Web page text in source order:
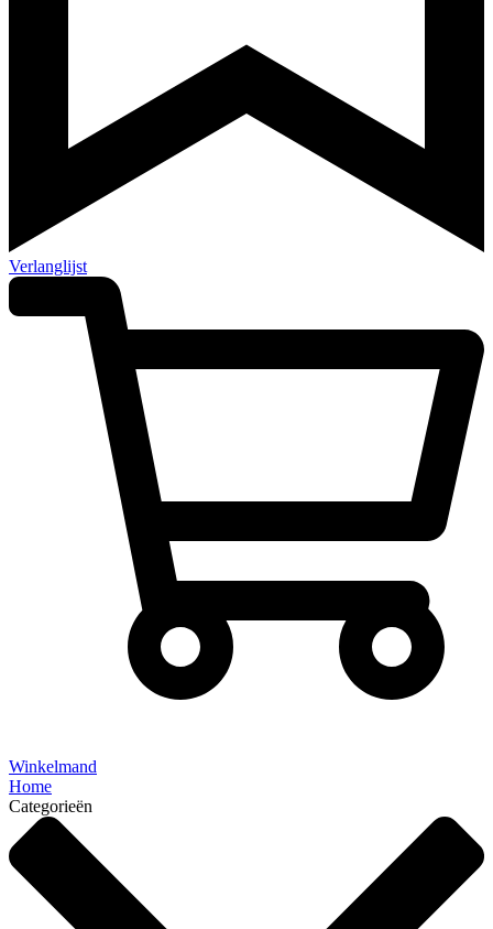
Verlanglijst
Winkelmand
Home
Categorieën